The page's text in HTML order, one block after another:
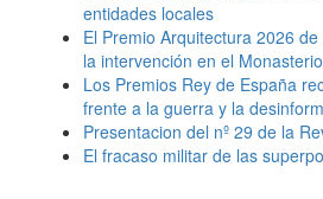
entidades locales
El Premio Arquitectura 2026
la intervención en el
Los Premios Rey de España
frente a la guerra y la
Presentacion del nº 29 de la
El fracaso militar de las